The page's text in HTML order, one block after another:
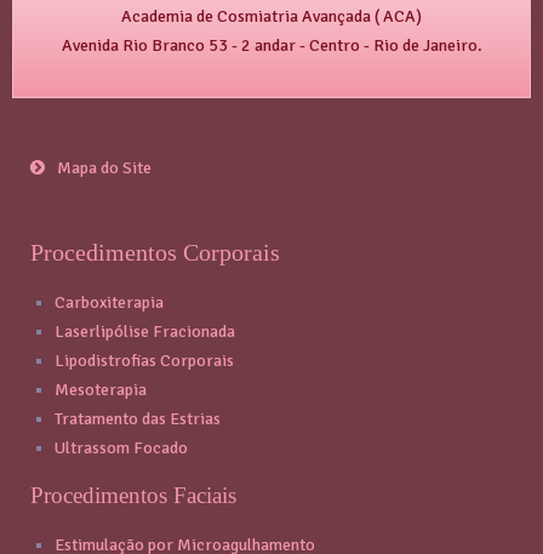
Academia de Cosmiatria Avançada ( ACA)
Avenida Rio Branco 53 - 2 andar - Centro - Rio de Janeiro.
Mapa do Site
Procedimentos Corporais
Carboxiterapia
Laserlipólise Fracionada
Lipodistrofias Corporais
Mesoterapia
Tratamento das Estrias
Ultrassom Focado
Procedimentos Faciais
Estimulação por Microagulhamento